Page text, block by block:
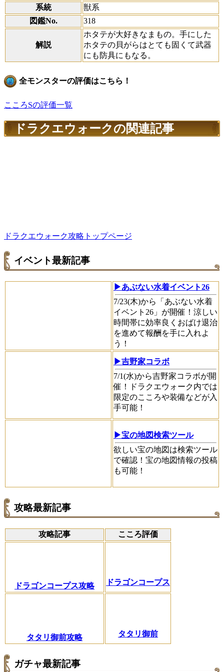
系統
獣系
図鑑No.
318
解説
ホタテが大好きなまもの。手にした
ホタテの貝がらはとても固くて武器
にも防具にもなる。
全モンスターの評価はこちら！
こころSの評価一覧
ドラクエウォークの関連記事
ドラクエウォーク攻略トップページ
イベント最新記事
▶あぶない水着イベント26
7/23(木)から「あぶない水着
イベント26」が開催！涼しい
時間帯に効率良くおばけ退治
を進めて報酬を手に入れよ
う！
▶吉野家コラボ
7/1(水)から吉野家コラボが開
催！ドラクエウォーク内では
限定のこころや装備などが入
手可能！
▶宝の地図検索ツール
欲しい宝の地図は検索ツール
で確認！宝の地図情報の投稿
も可能！
攻略最新記事
攻略記事 こころ評価
ドラゴンコープス攻略 ドラゴンコープス
タタリ御前攻略 タタリ御前
ガチャ最新記事